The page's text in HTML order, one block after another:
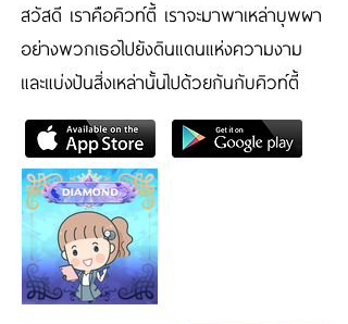
สวัสดี เราคือคิวท์ตี้ เราจะมาพาเหล่าบุพผา
อย่างพวกเธอไปยังดินแดนแห่งความงาม
และแบ่งปันสิ่งเหล่านั้นไปด้วยกันกับคิวท์ตี้